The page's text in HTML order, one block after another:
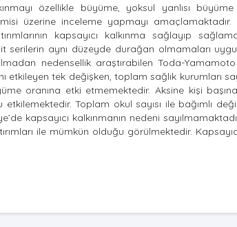
özellikle büyüme, yoksul yanlısı
üzerine inceleme yapmayı amaçlamaktadır.
kapsayıcı kalkınma sağlayıp
serilerin aynı düzeyde durağan olmamaları
nedensellik araştırabilen Toda-
etkileyen tek değişken, toplam sağlık kurumları
oranına etki etmemektedir. Aksine kişi
Toplam okul sayısı ile bağımlı
kapsayıcı kalkınmanın nedeni
ile mümkün olduğu görülmektedir.